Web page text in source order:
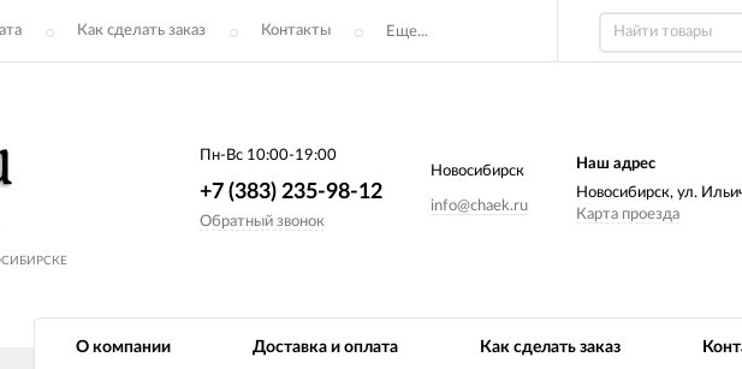
Как сделать заказ Контакты Еще...
Пн-Вс 10:00-19:00
+7 (383) 235-98-12
Обратный звонок
Новосибирск
info@chaek.ru
Наш адрес
Новосибирск, ул.
Карта проезда
О компании Доставка и оплата Как сделать заказ